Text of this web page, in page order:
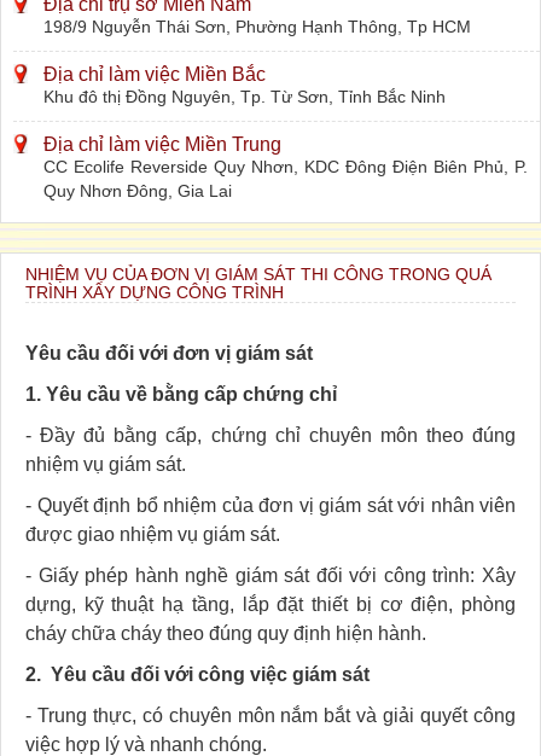
198/9 Nguyễn Thái Sơn, Phường Hạnh Thông, Tp HCM
Địa chỉ làm việc Miền Bắc
Khu đô thị Đồng Nguyên, Tp. Từ Sơn, Tỉnh Bắc Ninh
Địa chỉ làm việc Miền Trung
CC Ecolife Reverside Quy Nhơn, KDC Đông Điện Biên Phủ, P.
Quy Nhơn Đông, Gia Lai
NHIỆM VỤ CỦA ĐƠN VỊ GIÁM SÁT THI CÔNG TRONG QUÁ
TRÌNH XÂY DỰNG CÔNG TRÌNH
Yêu cầu đối với đơn vị giám sát
1. Yêu cầu về bằng cấp chứng chỉ
- Đầy đủ bằng cấp, chứng chỉ chuyên môn theo đúng
nhiệm vụ giám sát.
- Quyết định bổ nhiệm của đơn vị giám sát với nhân viên
được giao nhiệm vụ giám sát.
- Giấy phép hành nghề giám sát đối với công trình: Xây
dựng, kỹ thuật hạ tầng, lắp đặt thiết bị cơ điện, phòng
cháy chữa cháy theo đúng quy định hiện hành.
2. Yêu cầu đối với công việc giám sát
- Trung thực, có chuyên môn nắm bắt và giải quyết công
việc hợp lý và nhanh chóng.